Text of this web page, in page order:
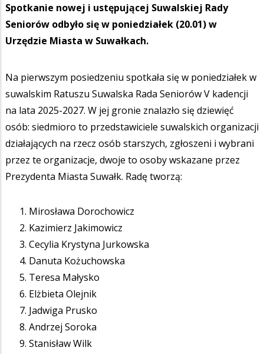
Spotkanie nowej i ustępującej Suwalskiej Rady
Seniorów odbyło się w poniedziałek (20.01) w
Urzędzie Miasta w Suwałkach.
Na pierwszym posiedzeniu spotkała się w poniedziałek w
suwalskim Ratuszu Suwalska Rada Seniorów V kadencji
na lata 2025-2027. W jej gronie znalazło się dziewięć
osób: siedmioro to przedstawiciele suwalskich organizacji
działających na rzecz osób starszych, zgłoszeni i wybrani
przez te organizacje, dwoje to osoby wskazane przez
Prezydenta Miasta Suwałk. Radę tworzą:
Mirosława Dorochowicz
Kazimierz Jakimowicz
Cecylia Krystyna Jurkowska
Danuta Kożuchowska
Teresa Małysko
Elżbieta Olejnik
Jadwiga Prusko
Andrzej Soroka
Stanisław Wilk